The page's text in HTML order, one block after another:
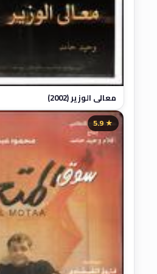
معالي الوزير (2002)
★ 5.9